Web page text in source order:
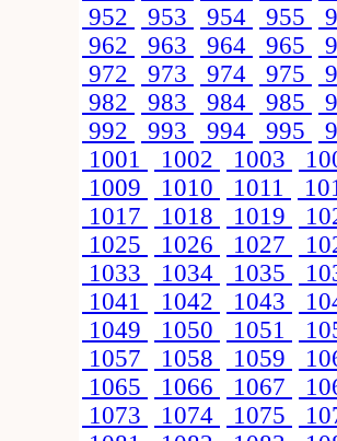
952
953 954 955
962
963 964 965
972
973 974 975
982
983 984 985
992
993 994 995
1001
1002 1003
1009
1010 1011
1017
1018 1019
1025
1026 1027
1033
1034 1035
1041
1042 1043
1049
1050 1051
1057
1058 1059
1065
1066 1067
1073
1074 1075